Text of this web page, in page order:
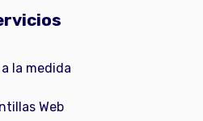
a la medida
Web